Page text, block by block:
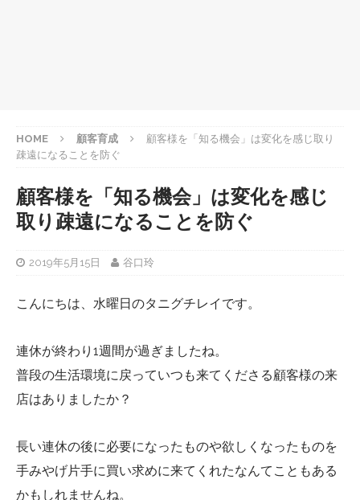
HOME 顧客育成
顧客様を「知る機会」は変化を感じ取り
疎遠になることを防ぐ
顧客様を「知る機会」は変化を感じ
取り疎遠になることを防ぐ
2019年5月15日 谷口玲
こんにちは、水曜日のタニグチレイです。
連休が終わり1週間が過ぎましたね。
普段の生活環境に戻っていつも来てくださる顧客様の来
店はありましたか？
長い連休の後に必要になったものや欲しくなったものを
手みやげ片手に買い求めに来てくれたなんてこともある
かもしれませんね。